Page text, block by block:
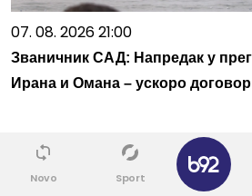
07. 08. 2026 21:00
Званичник САД: Напредак у
Ирана и Омана – ускоро
Novo Sport